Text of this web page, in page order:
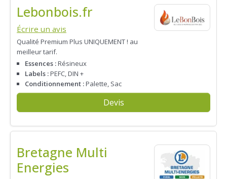
Lebonbois.fr
Écrire un avis
Qualité Premium Plus UNIQUEMENT ! au
meilleur tarif.
Essences :Résineux
Labels :PEFC, DIN +
Conditionnement :Palette, Sac
Devis
Bretagne Multi
Energies